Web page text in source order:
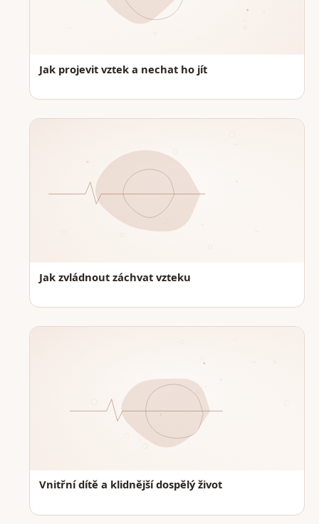
Jak projevit vztek a nechat ho jít
Jak zvládnout záchvat vzteku
Vnitřní dítě a klidnější dospělý život